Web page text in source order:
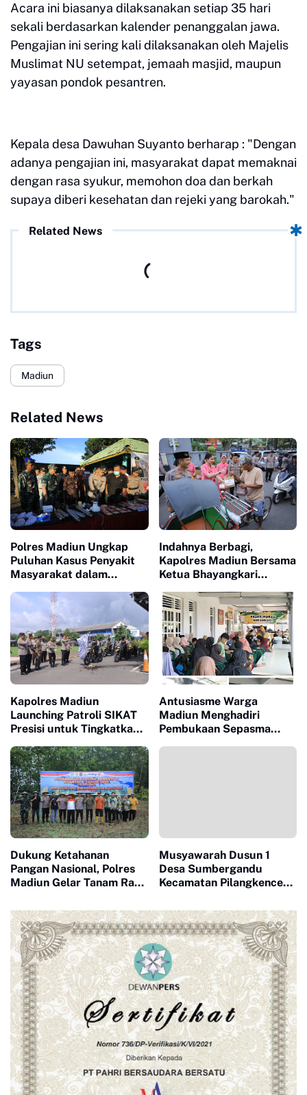
Acara ini biasanya dilaksanakan setiap 35 hari
sekali berdasarkan kalender penanggalan jawa.
Pengajian ini sering kali dilaksanakan oleh Majelis
Muslimat NU setempat, jemaah masjid, maupun
yayasan pondok pesantren.
Kepala desa Dawuhan Suyanto berharap : "Dengan
adanya pengajian ini, masyarakat dapat memaknai
dengan rasa syukur, memohon doa dan berkah
supaya diberi kesehatan dan rejeki yang barokah."
Related News
Tags
Madiun
Related News
Polres Madiun Ungkap
Puluhan Kasus Penyakit
Masyarakat dalam
2026
Indahnya Berbagi,
Kapolres Madiun Bersama
Ketua Bhayangkari
Kapolres Madiun
Launching Patroli SIKAT
Presisi untuk Tingkatkan
Antusiasme Warga
Madiun Menghadiri
Pembukaan Sepasma
Dukung Ketahanan
Pangan Nasional, Polres
Madiun Gelar Tanam Raya
di Geger
Musyawarah Dusun 1
Desa Sumbergandu
Kecamatan Pilangkenceng